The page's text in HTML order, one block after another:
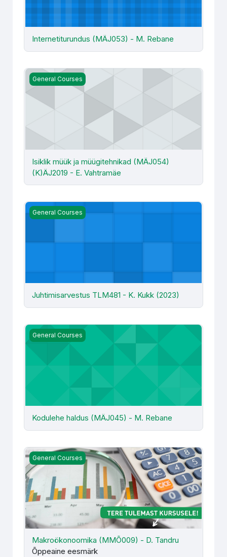
Internetiturundus (MÄJ053) - M. Rebane
Isiklik müük ja müügitehnikad (MÄJ054) (K)ÄJ2019 - E.
General Courses
Isiklik müük ja müügitehnikad (MÄJ054)
(K)ÄJ2019 - E. Vahtramäe
Juhtimisarvestus TLM481 - K. Kukk (2023)
General Courses
Juhtimisarvestus TLM481 - K. Kukk (2023)
Kodulehe haldus (MÄJ045) - M. Rebane
General Courses
Kodulehe haldus (MÄJ045) - M. Rebane
Makroökonoomika (MMÕ009) - D. Tandru
General Courses
Makroökonoomika (MMÕ009) - D. Tandru
Õppeaine eesmärk